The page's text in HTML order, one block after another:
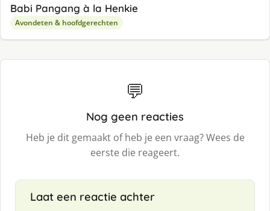
Babi Pangang à la Henkie
Avondeten & hoofdgerechten
💬
Nog geen reacties
Heb je dit gemaakt of heb je een vraag? Wees de
eerste die reageert.
Laat een reactie achter